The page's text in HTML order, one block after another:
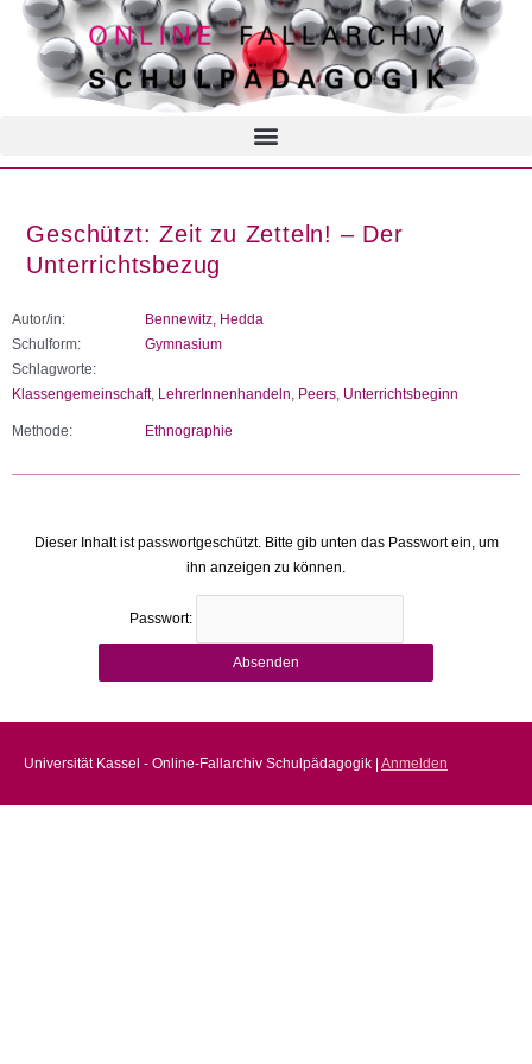
Geschützt: Zeit zu Zetteln! – Der
Unterrichtsbezug
Autor/in:
Bennewitz, Hedda
Schulform:
Gymnasium
Schlagworte:
Klassengemeinschaft, LehrerInnenhandeln Peers Unterrichtsbeginn
Methode: Ethnographie
Dieser Inhalt ist passwortgeschützt. Bitte gib unten das Passwort ein, um
ihn anzeigen zu können.
Passwort:
Universität Kassel - Online-Fallarchiv Schulpädagogik | Anmelden